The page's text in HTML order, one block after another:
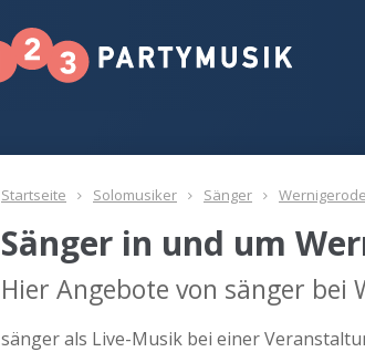
Startseite Solomusiker Sänger Wernigerode
Sänger in und um
Hier Angebote von sänger bei
sänger als Live-Musik bei einer